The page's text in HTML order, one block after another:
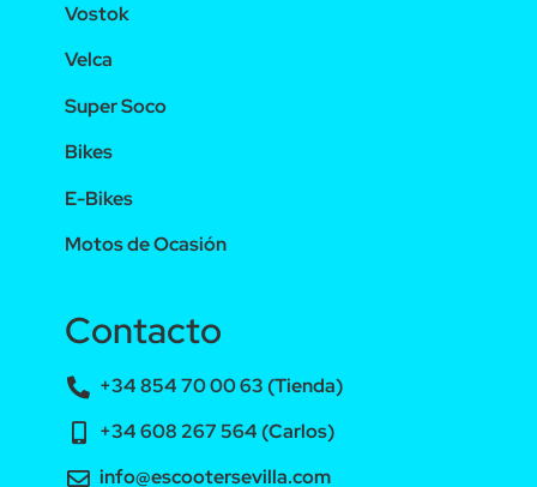
Vostok
Velca
Super Soco
Bikes
E-Bikes
Motos de Ocasión
Contacto
+34 854 70 00 63 (Tienda)
+34 608 267 564 (Carlos)
info@escootersevilla.com